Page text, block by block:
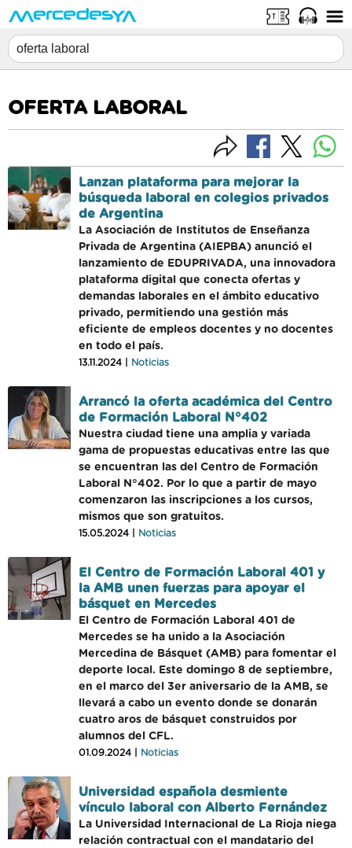
OFERTA LABORAL
Lanzan plataforma para mejorar la
búsqueda laboral en colegios privados
de Argentina
La Asociación de Institutos de Enseñanza
Privada de Argentina (AIEPBA) anunció el
lanzamiento de EDUPRIVADA, una innovadora
plataforma digital que conecta ofertas y
demandas laborales en el ámbito educativo
privado, permitiendo una gestión más
eficiente de empleos docentes y no docentes
en todo el país.
13.11.2024 | Noticias
Arrancó la oferta académica del Centro
de Formación Laboral N°402
Nuestra ciudad tiene una amplia y variada
gama de propuestas educativas entre las que
se encuentran las del Centro de Formación
Laboral N°402. Por lo que a partir de mayo
comenzaron las inscripciones a los cursos,
mismos que son gratuitos.
15.05.2024 | Noticias
El Centro de Formación Laboral 401 y
la AMB unen fuerzas para apoyar el
básquet en Mercedes
El Centro de Formación Laboral 401 de
Mercedes se ha unido a la Asociación
Mercedina de Básquet (AMB) para fomentar el
deporte local. Este domingo 8 de septiembre,
en el marco del 3er aniversario de la AMB, se
llevará a cabo un evento donde se donarán
cuatro aros de básquet construidos por
alumnos del CFL.
01.09.2024 | Noticias
Universidad española desmiente
vínculo laboral con Alberto Fernández
La Universidad Internacional de La Rioja niega
relación contractual con el mandatario del